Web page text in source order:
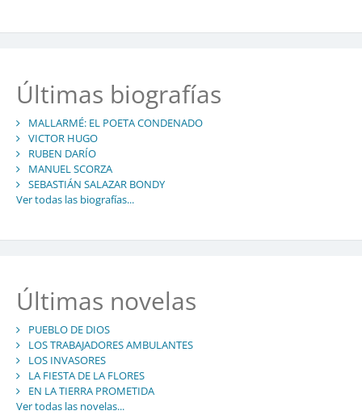
Últimas biografías
MALLARMÉ: EL POETA CONDENADO
VICTOR HUGO
RUBEN DARÍO
MANUEL SCORZA
SEBASTIÁN SALAZAR BONDY
Ver todas las biografías...
Últimas novelas
PUEBLO DE DIOS
LOS TRABAJADORES AMBULANTES
LOS INVASORES
LA FIESTA DE LA FLORES
EN LA TIERRA PROMETIDA
Ver todas las novelas...